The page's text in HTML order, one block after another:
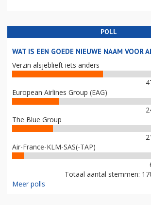
POLL
WAT IS EEN GOEDE NIEUWE NAAM VOOR
Verzin alsjeblieft iets anders
European Airlines Group (EAG)
The Blue Group
Air-France-KLM-SAS(-TAP)
Totaal aantal stemmen:
Meer polls